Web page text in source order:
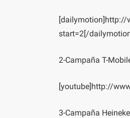
[dailymotion]http://
start=2[/
2-Campaña T-
[youtube]http://
3-Campaña